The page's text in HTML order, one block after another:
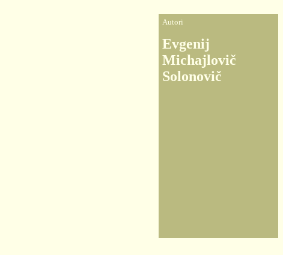
Autori
Evgenij
Michajlovič
Solonovič